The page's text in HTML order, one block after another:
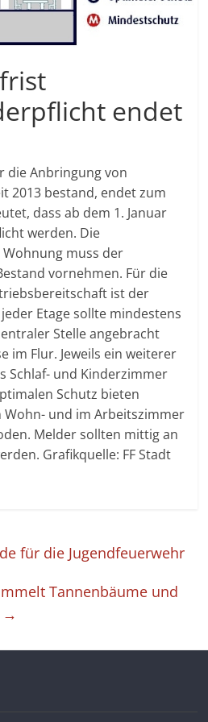
endet
die Anbringung von
2013 bestand, endet zum
dass ab dem 1. Januar
werden. Die
muss der
vornehmen. Für die
ist der
Etage sollte mindestens
Stelle angebracht
im Flur. Jeweils ein weiterer
Schlaf- und Kinderzimmer
Schutz bieten
Wohn- und im Arbeitszimmer
Melder sollten mittig an
Grafikquelle: FF Stadt
für die Jugendfeuerwehr
Tannenbäume und
→